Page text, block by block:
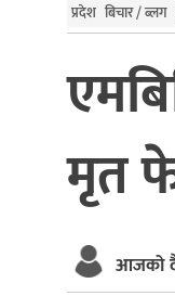
प्रदेश बिचार / ब्लग
मृत
आजको